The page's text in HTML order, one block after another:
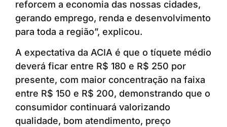
reforcem a economia das nossas cidades,
gerando emprego, renda e desenvolvimento
para toda a região”, explicou.
A expectativa da ACIA é que o tíquete médio
deverá ficar entre R$ 180 e R$ 250 por
presente, com maior concentração na faixa
entre R$ 150 e R$ 200, demonstrando que o
consumidor continuará valorizando
qualidade, bom atendimento, preço